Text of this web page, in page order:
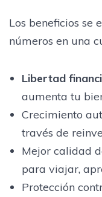
Los beneficios se
números en una
Libertad
aumenta tu
Crecimiento
través de
Mejor calidad
para viajar,
Protección